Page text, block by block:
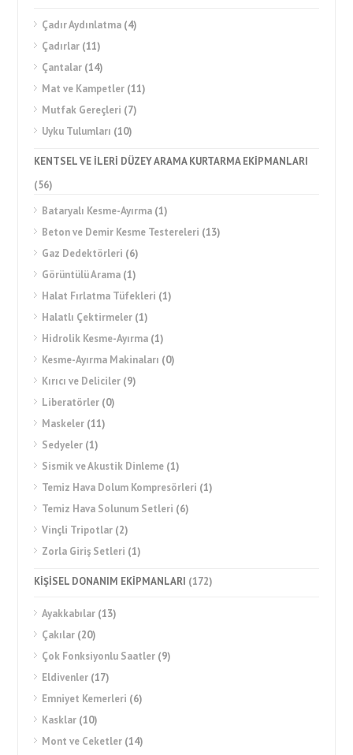
Çadır Aydınlatma (4)
Çadırlar (11)
Çantalar (14)
Mat ve Kampetler (11)
Mutfak Gereçleri (7)
Uyku Tulumları (10)
KENTSEL VE İLERİ DÜZEY ARAMA KURTARMA EKİPMANLARI
(56)
Bataryalı Kesme-Ayırma (1)
Beton ve Demir Kesme Testereleri (13)
Gaz Dedektörleri (6)
Görüntülü Arama (1)
Halat Fırlatma Tüfekleri (1)
Halatlı Çektirmeler (1)
Hidrolik Kesme-Ayırma (1)
Kesme-Ayırma Makinaları (0)
Kırıcı ve Deliciler (9)
Liberatörler (0)
Maskeler (11)
Sedyeler (1)
Sismik ve Akustik Dinleme (1)
Temiz Hava Dolum Kompresörleri (1)
Temiz Hava Solunum Setleri (6)
Vinçli Tripotlar (2)
Zorla Giriş Setleri (1)
KİŞİSEL DONANIM EKİPMANLARI (172)
Ayakkabılar (13)
Çakılar (20)
Çok Fonksiyonlu Saatler (9)
Eldivenler (17)
Emniyet Kemerleri (6)
Kasklar (10)
Mont ve Ceketler (14)